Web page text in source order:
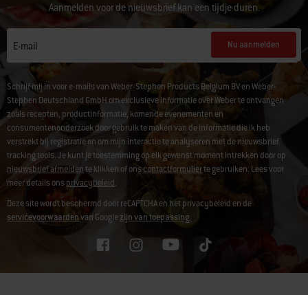
Aanmelden voor de nieuwsbrief kan een tijdje duren.
E-mail Nu aanmelden
Schrijf mij in voor e-mails van Weber-Stephen Products Belgium BV en Weber-
Stephen Deutschland GmbH om exclusieve informatie over Weber te ontvangen
zoals recepten, productinformatie, komende evenementen en
consumentenonderzoek door gebruik te maken van de informatie die ik heb
verstrekt bij registratie en om mijn interactie te analyseren met de nieuwsbrief
tracking tools. Je kunt je toestemming op elk gewenst moment intrekken door op
nieuwsbrief afmeldente klikken of onscontactformulierte gebruiken. Lees voor
meer details onsprivacybeleid.
Deze site wordt beschermd door reCAPTCHA en het privacybeleid en de
servicevoorwaardenvan Googlezijn van toepassing.